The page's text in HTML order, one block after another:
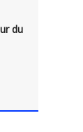
du